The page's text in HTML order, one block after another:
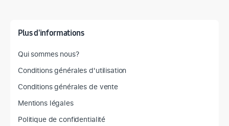
Plus d'informations
Qui sommes nous?
Conditions générales d'utilisation
Conditions générales de vente
Mentions légales
Politique de confidentialité